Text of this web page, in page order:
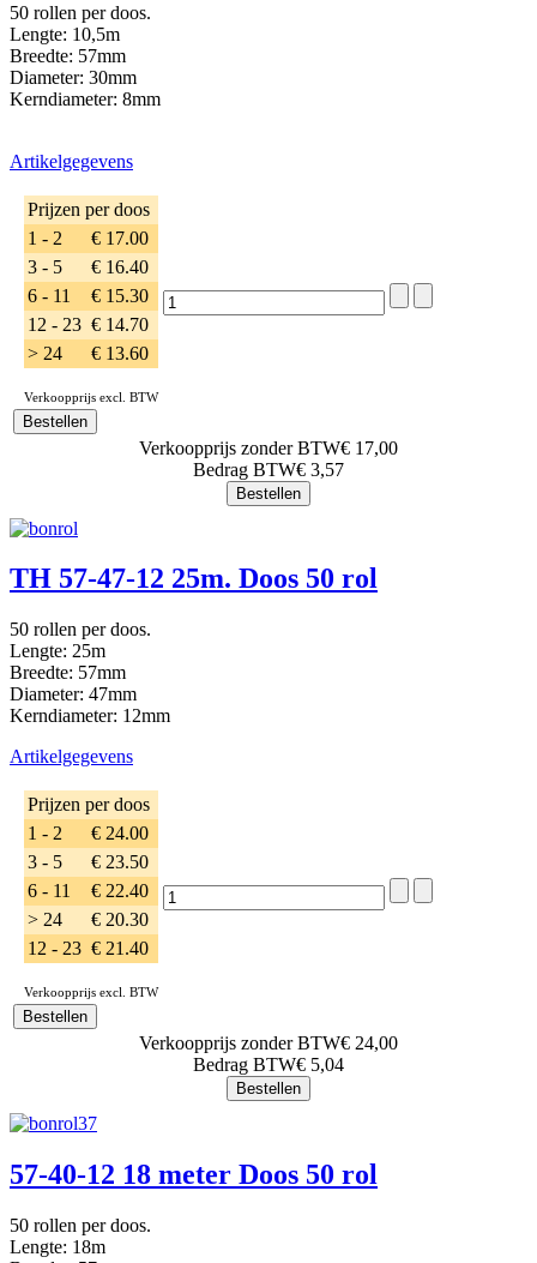
50 rollen per doos.
Lengte: 10,5m
Breedte: 57mm
Diameter: 30mm
Kerndiameter: 8mm
Artikelgegevens
Prijzen per doos
1 - 2
€ 17.00
3 - 5
€ 16.40
6 - 11
€ 15.30
12 - 23 € 14.70
> 24
€ 13.60
Verkoopprijs excl. BTW
Verkoopprijs zonder BTW€ 17,00
Bedrag BTW€ 3,57
TH 57-47-12 25m. Doos 50 rol
50 rollen per doos.
Lengte: 25m
Breedte: 57mm
Diameter: 47mm
Kerndiameter: 12mm
Artikelgegevens
Prijzen per doos
1 - 2
€ 24.00
3 - 5
€ 23.50
6 - 11
€ 22.40
> 24
€ 20.30
12 - 23 € 21.40
Verkoopprijs excl. BTW
Verkoopprijs zonder BTW€ 24,00
Bedrag BTW€ 5,04
57-40-12 18 meter Doos 50 rol
50 rollen per doos.
Lengte: 18m